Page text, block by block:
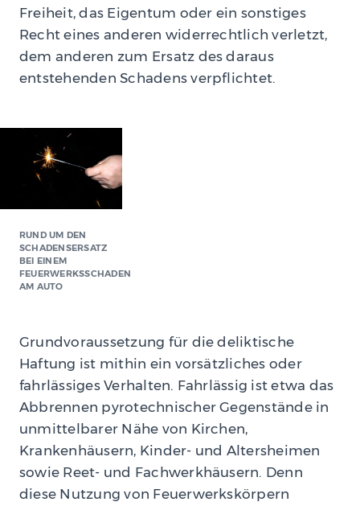
Freiheit, das Eigentum oder ein sonstiges
Recht eines anderen widerrechtlich verletzt,
dem anderen zum Ersatz des daraus
entstehenden Schadens verpflichtet.
RUND UM DEN
SCHADENSERSATZ
BEI EINEM
FEUERWERKSSCHADEN
AM AUTO
Grundvoraussetzung für die deliktische
Haftung ist mithin ein vorsätzliches oder
fahrlässiges Verhalten. Fahrlässig ist etwa das
Abbrennen pyrotechnischer Gegenstände in
unmittelbarer Nähe von Kirchen,
Krankenhäusern, Kinder- und Altersheimen
sowie Reet- und Fachwerkhäusern. Denn
diese Nutzung von Feuerwerkskörpern